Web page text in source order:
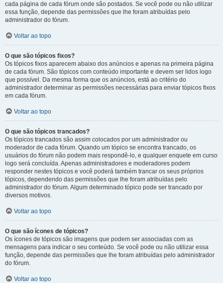
cada página de cada fórum onde são postados. Se você pode ou não utilizar
essa função, depende das permissões que lhe foram atribuídas pelo
administrador do fórum.
Voltar ao topo
O que são tópicos fixos?
Os tópicos fixos aparecem abaixo dos anúncios e apenas na primeira página
de cada fórum. São tópicos com conteúdo importante e devem ser lidos logo
que possível. Da mesma forma que os anúncios, está ao critério do
administrador determinar as permissões necessárias para enviar tópicos fixos
em cada fórum.
Voltar ao topo
O que são tópicos trancados?
Os tópicos trancados são assim colocados por um administrador ou
moderador de cada fórum. Quando um tópico se encontra trancado, os
usuários do fórum não podem mais respondê-lo, e qualquer enquete em curso
logo será concluída. Apenas administradores e moderadores podem
responder nestes tópicos e você poderá também trancar os seus próprios
tópicos, dependendo das permissões que lhe foram atribuídas pelo
administrador do fórum. Algum determinado tópico pode ser trancado por
diversos motivos.
Voltar ao topo
O que são ícones de tópicos?
Os ícones de tópicos são imagens que podem ser associadas com as
mensagens para indicar o seu conteúdo. Se você pode ou não utilizar essa
função, depende das permissões que lhe foram atribuídas pelo administrador
do fórum.
Voltar ao topo